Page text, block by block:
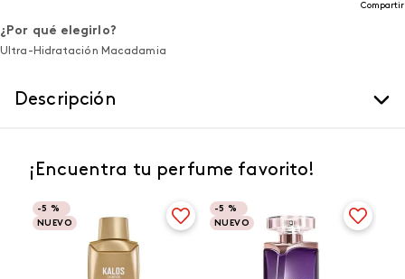
Compartir
¿Por qué elegirlo?
Ultra-Hidratación Macadamia
Descripción
¡Encuentra tu perfume favorito!
-5 %
NUEVO
-5 %
NUEVO